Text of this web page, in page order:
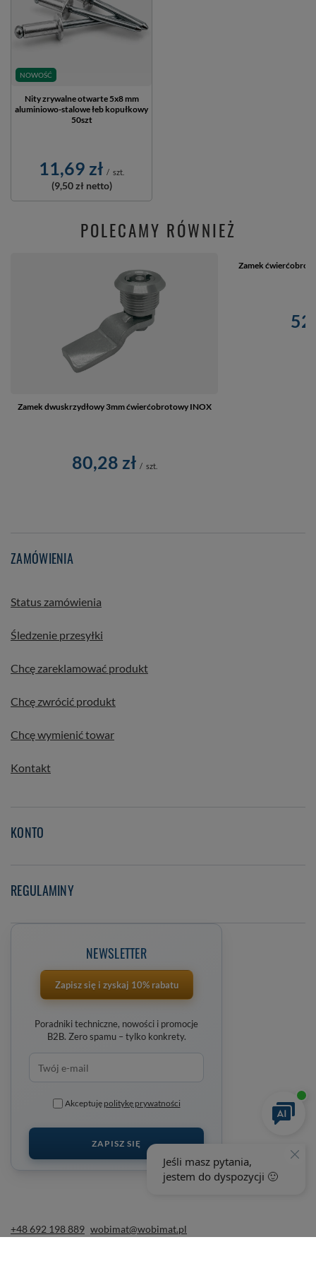
NOWOŚĆ
Nity zrywalne otwarte 5x8 mm
aluminiowo-stalowe łeb kopułkowy
50szt
11,69 zł / szt.
(9,50 zł netto)
POLECAMY RÓWNIEŻ
Zamek dwuskrzydłowy 3mm ćwierćobrotowy INOX
80,28 zł / szt.
Zamek
ZAMÓWIENIA
Status zamówienia
Śledzenie przesyłki
Chcę zareklamować produkt
Chcę zwrócić produkt
Chcę wymienić towar
Kontakt
KONTO
REGULAMINY
NEWSLETTER
Zapisz się i zyskaj 10% rabatu
Poradniki techniczne, nowości i promocje
B2B. Zero spamu – tylko konkrety.
Akceptuję politykę prywatności
ZAPISZ SIĘ
+48 692 198 889 wobimat@wobimat.pl